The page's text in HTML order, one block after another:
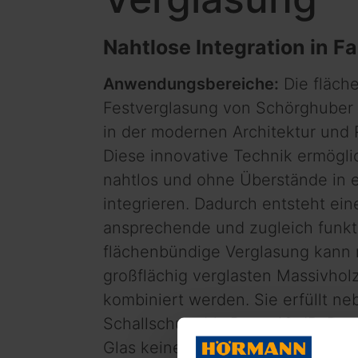
Nahtlose Integration in
Anwendungsbereiche: Die
Festverglasung von
in der modernen Architektur und
Diese innovative Technik
nahtlos und ohne Überstände in
integrieren. Dadurch entsteht
ansprechende und zugleich
flächenbündige Verglasung
großflächig verglasten
kombiniert werden. Sie erfüllt
Schallschutz bis Rw = 42 dB. Da
Glas keine Überstände bestehen,